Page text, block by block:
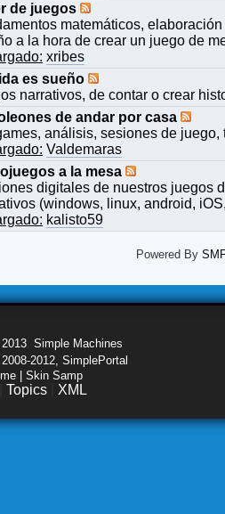
de juegos
matemáticos,
a la hora de crear un juego de
xribes
es sueño
narrativos, de contar o crear
de andar por casa
análisis, sesiones de
Valdemaras
a la mesa
digitales de nuestros juegos
(windows, linux, android,
kalisto59
Powered By
Simple Machines
2012, SimplePortal
| Skin Samp
Topics XML